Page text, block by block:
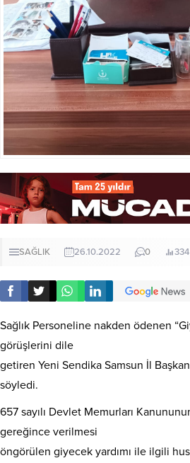
SAĞLIK 26.10.2022 0 334
Sağlık Personeline nakden ödenen
görüşlerini dile
getiren Yeni Sendika Samsun İl
söyledi.
657 sayılı Devlet Memurları
gereğince verilmesi
öngörülen giyecek yardımı ile ilgili